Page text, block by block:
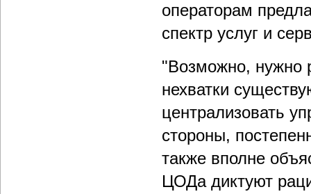
операторам
спектр услуг и
"Возможно, нужно
нехватки
централизовать
стороны,
также вполне
ЦОДа диктуют